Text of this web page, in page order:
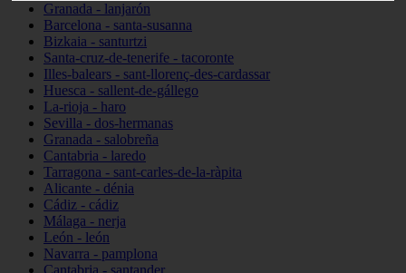
Granada - lanjarón
Barcelona - santa-susanna
Bizkaia - santurtzi
Santa-cruz-de-tenerife - tacoronte
Illes-balears - sant-llorenç-des-cardassar
Huesca - sallent-de-gállego
La-rioja - haro
Sevilla - dos-hermanas
Granada - salobreña
Cantabria - laredo
Tarragona - sant-carles-de-la-ràpita
Alicante - dénia
Cádiz - cádiz
Málaga - nerja
León - león
Navarra - pamplona
Cantabria - santander